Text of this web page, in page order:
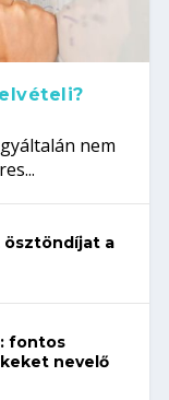
nem
ösztöndíjat a
fontos
nevelő